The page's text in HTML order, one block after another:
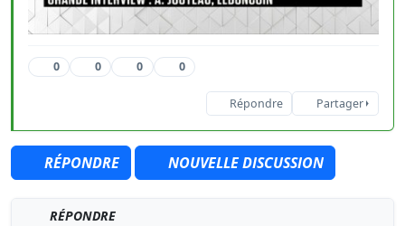
0 0 0 0
Répondre Partager
RÉPONDRE NOUVELLE DISCUSSION
RÉPONDRE